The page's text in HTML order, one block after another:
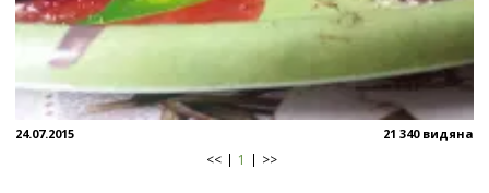
24.07.2015 21 340 видяна
<< 1 >>